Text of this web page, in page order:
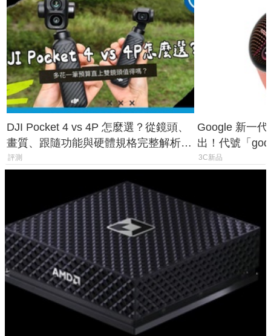
DJI Pocket 4 vs 4P 怎麼選？從鏡頭、
畫質、跟隨功能與硬體規格完整解析，
一次看懂兩台差異
評測
Google 新一
出！代號「
鎖定 AI 應用
3C新品